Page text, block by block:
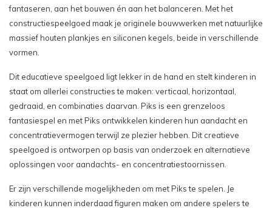
fantaseren, aan het bouwen én aan het balanceren. Met het
constructiespeelgoed maak je originele bouwwerken met natuurlijke
massief houten plankjes en siliconen kegels, beide in verschillende
vormen.
Dit educatieve speelgoed ligt lekker in de hand en stelt kinderen in
staat om allerlei constructies te maken: verticaal, horizontaal,
gedraaid, en combinaties daarvan. Piks is een grenzeloos
fantasiespel en met Piks ontwikkelen kinderen hun aandacht en
concentratievermogen terwijl ze plezier hebben. Dit creatieve
speelgoed is ontworpen op basis van onderzoek en alternatieve
oplossingen voor aandachts- en concentratiestoornissen.
Er zijn verschillende mogelijkheden om met Piks te spelen. Je
kinderen kunnen inderdaad figuren maken om andere spelers te